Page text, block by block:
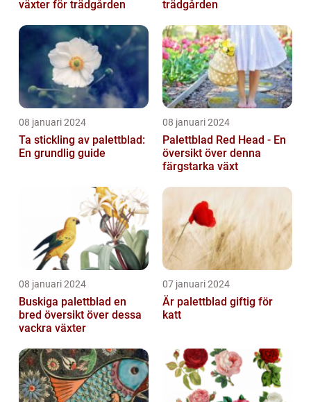
växter för trädgården trädgården
08 januari 2024
Ta stickling av palettblad:
En grundlig guide
08 januari 2024
Palettblad Red Head - En
översikt över denna
färgstarka växt
08 januari 2024
Buskiga palettblad en
bred översikt över dessa
vackra växter
07 januari 2024
Är palettblad giftig för
katt